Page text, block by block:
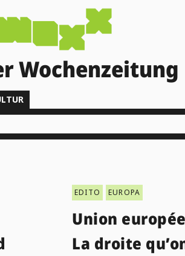
Wochenzeitung
EDITO EUROPA
Union
La droite